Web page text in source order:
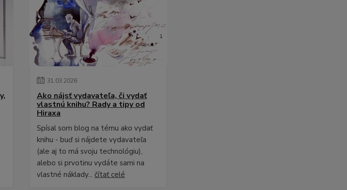
31.03.2026
Ako nájsť vydavateľa, či vydať
vlastnú knihu? Rady a tipy od
Hiraxa
Spísal som blog na tému ako vydať
knihu - buď si nájdete vydavateľa
(ale aj to má svoju technológiu),
alebo si prvotinu vydáte sami na
vlastné náklady... čítať celé